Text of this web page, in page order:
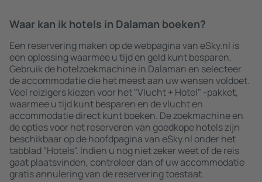
Waar kan ik hotels in Dalaman boeken?
Een reservering maken op de webpagina van eSky.nl is
een oplossing waarmee u tijd en geld kunt besparen.
Gebruik de hotelzoekmachine in Dalaman en selecteer
de accommodatie die het meest aan uw wensen voldoet.
Veel reizigers kiezen voor het "Vlucht + Hotel" -pakket,
waarmee u tijd kunt besparen en de vlucht en
accommodatie direct kunt boeken. De zoekmachine en
de opties voor het reserveren van goedkope hotels zijn
beschikbaar op de hoofdpagina van eSky.nl onder het
tabblad "Hotels". Indien u nog niet zeker weet of de reis
gaat plaatsvinden, controleer dan of uw accommodatie
gratis annulering van de reservering toestaat.